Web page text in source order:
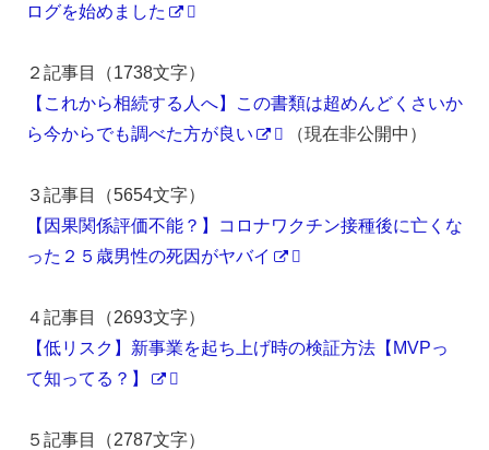
ログを始めました
２記事目（1738文字）
【これから相続する人へ】この書類は超めんどくさいか
ら今からでも調べた方が良い
（現在非公開中）
３記事目（5654文字）
【因果関係評価不能？】コロナワクチン接種後に亡くな
った２５歳男性の死因がヤバイ
４記事目（2693文字）
【低リスク】新事業を起ち上げ時の検証方法【MVPっ
て知ってる？】
５記事目（2787文字）